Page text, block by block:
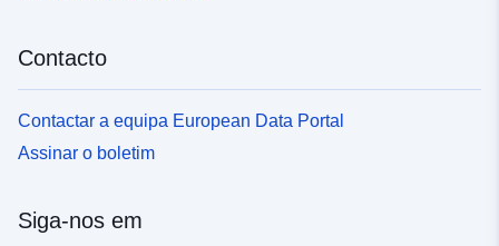
Contacto
Contactar a equipa European Data Portal
Assinar o boletim
Siga-nos em